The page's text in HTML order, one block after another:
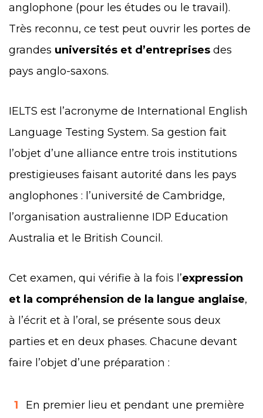
anglophone (pour les études ou le travail).
Très reconnu, ce test peut ouvrir les portes de
grandes universités et d’entreprises des
pays anglo-saxons.
IELTS est l’acronyme de International English
Language Testing System. Sa gestion fait
l’objet d’une alliance entre trois institutions
prestigieuses faisant autorité dans les pays
anglophones : l’université de Cambridge,
l’organisation australienne IDP Education
Australia et le British Council.
Cet examen, qui vérifie à la fois l’expression
et la compréhension de la langue anglaise,
à l’écrit et à l’oral, se présente sous deux
parties et en deux phases. Chacune devant
faire l’objet d’une préparation :
1
En premier lieu et pendant une première